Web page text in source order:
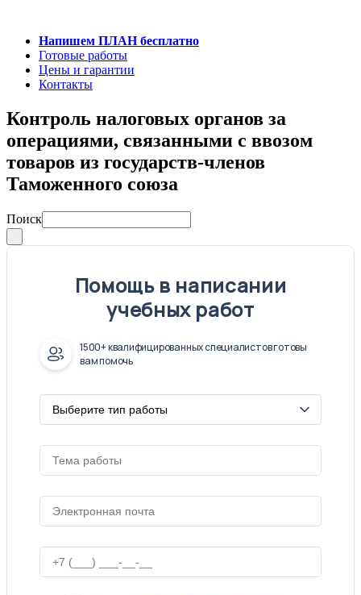
Напишем ПЛАН бесплатно
Готовые работы
Цены и гарантии
Контакты
Контроль налоговых органов за
операциями, связанными с ввозом
товаров из государств-членов
Таможенного союза
Поиск
Помощь в написании
учебных работ
1500+ квалифицированных специалистов готовы
вам помочь